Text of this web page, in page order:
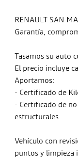
RENAULT SAN
Garantía,
Tasamos su auto
El precio incluye
Aportamos:
- Certificado de
- Certificado de
estructurales
Vehículo con
puntos y limpieza